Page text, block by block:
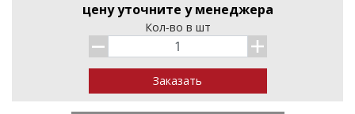
цену уточните у менеджера
Кол-во в шт